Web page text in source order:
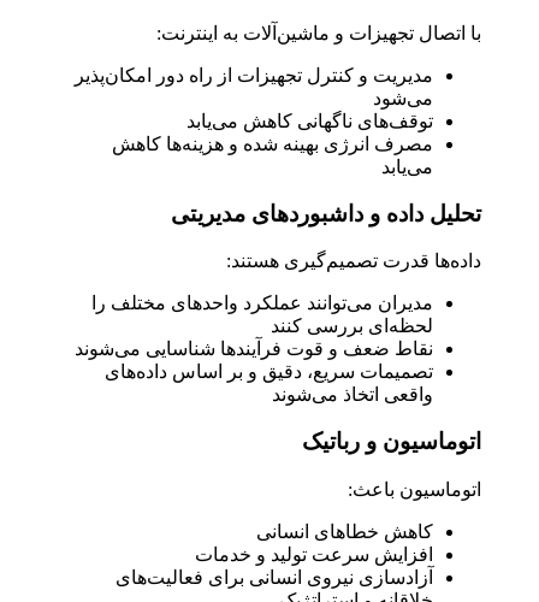
با اتصال تجهیزات و ماشین‌آلات به اینترنت:
مدیریت و کنترل تجهیزات از راه دور امکان‌پذیر
می‌شود
توقف‌های ناگهانی کاهش می‌یابد
مصرف انرژی بهینه شده و هزینه‌ها کاهش
می‌یابد
تحلیل داده و داشبوردهای مدیریتی
داده‌ها قدرت تصمیم‌گیری هستند:
مدیران می‌توانند عملکرد واحدهای مختلف را
لحظه‌ای بررسی کنند
نقاط ضعف و قوت فرآیندها شناسایی می‌شوند
تصمیمات سریع، دقیق و بر اساس داده‌های
واقعی اتخاذ می‌شوند
اتوماسیون و رباتیک
اتوماسیون باعث:
کاهش خطاهای انسانی
افزایش سرعت تولید و خدمات
آزادسازی نیروی انسانی برای فعالیت‌های